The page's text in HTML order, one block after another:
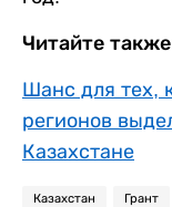
Читайте
Шанс для тех,
регионов
Казахстане
Казахстан Грант